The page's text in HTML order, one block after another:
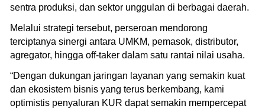
sentra produksi, dan sektor unggulan di berbagai daerah.
Melalui strategi tersebut, perseroan mendorong
terciptanya sinergi antara UMKM, pemasok, distributor,
agregator, hingga off-taker dalam satu rantai nilai usaha.
“Dengan dukungan jaringan layanan yang semakin kuat
dan ekosistem bisnis yang terus berkembang, kami
optimistis penyaluran KUR dapat semakin mempercepat